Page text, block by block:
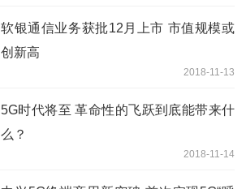
软银通信业务获批12月上市 市值规模或
创新高
2018-11-13
5G时代将至 革命性的飞跃到底能带来什
么？
2018-11-14